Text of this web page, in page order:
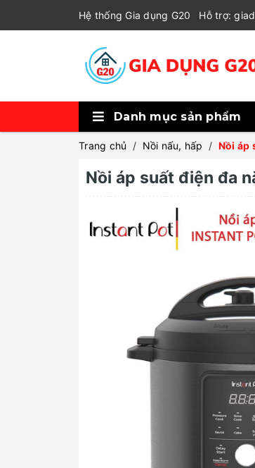
Hệ thống Gia dụng G20 Hỗ trợ:
Danh mục sản phẩm
Trang chủ / Nồi nấu, hấp / Nồi áp
Nồi áp suất điện đa